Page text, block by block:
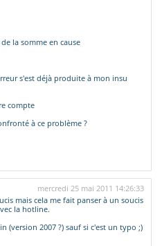
la somme en cause
s'est déjà produite à mon insu
compte
à ce problème ?
mercredi 25 mai 2011 14:26:33
mais cela me fait panser à un soucis
la hotline.
(version 2007 ?) sauf si c'est un typo ;)